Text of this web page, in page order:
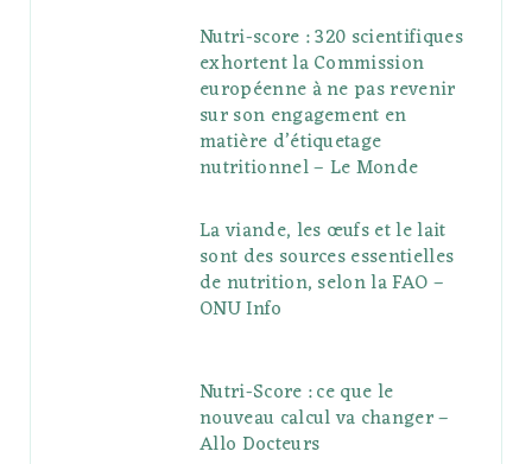
Nutri-score : 320 scientifiques
exhortent la Commission
européenne à ne pas revenir
sur son engagement en
matière d’étiquetage
nutritionnel – Le Monde
La viande, les œufs et le lait
sont des sources essentielles
de nutrition, selon la FAO –
ONU Info
Nutri-Score : ce que le
nouveau calcul va changer –
Allo Docteurs